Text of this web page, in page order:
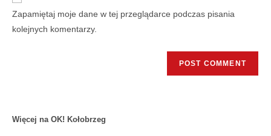
Zapamiętaj moje dane w tej przeglądarce podczas pisania
kolejnych komentarzy.
Więcej na OK! Kołobrzeg